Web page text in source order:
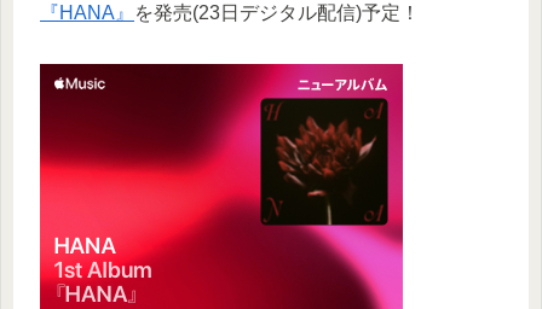
『HANA』
を発売(23日デジタル配信)予定！